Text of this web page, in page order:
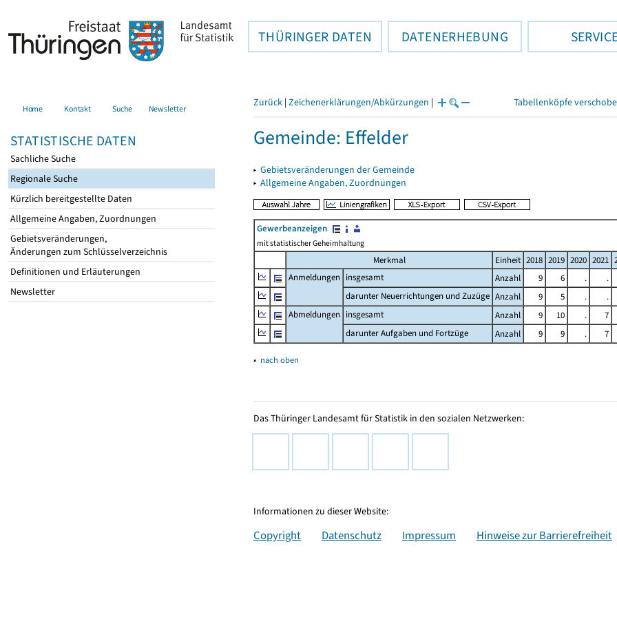
THÜRINGER DATEN DATENERHEBUNG
Home Kontakt Suche Newsletter
STATISTISCHE DATEN
Sachliche Suche
Regionale Suche
Kürzlich bereitgestellte Daten
Allgemeine Angaben, Zuordnungen
Gebietsveränderungen,
Änderungen zum Schlüsselverzeichnis
Definitionen und Erläuterungen
Newsletter
Zurück | Zeichenerklärungen/Abkürzungen | Tabellenköpfe
Gemeinde: Effelder
▸ Gebietsveränderungen der Gemeinde
▸ Allgemeine Angaben, Zuordnungen
Gewerbeanzeigen
mit statistischer Geheimhaltung
Merkmal Einheit 2018 2019 2020 2021
Anmeldungen insgesamt Anzahl 9 6 . .
darunter Neuerrichtungen und Zuzüge Anzahl 9 5 . .
Abmeldungen insgesamt Anzahl 9 10 . 7
darunter Aufgaben und Fortzüge
Anzahl 9 9 . 7
▴ nach oben
Das Thüringer Landesamt für Statistik in den sozialen Netzwerken:
Informationen zu dieser Website:
Copyright Datenschutz Impressum Hinweise zur Barrierefreiheit